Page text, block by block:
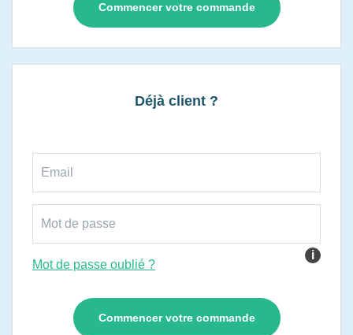
Commencer votre commande
Déjà client ?
i
Mot de passe oublié ?